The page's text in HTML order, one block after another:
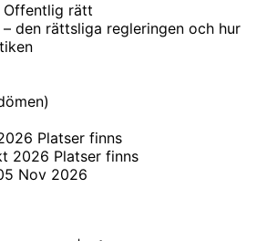
Offentlig rätt
den rättsliga regleringen och hur
Platser finns
2026 Platser finns
Nov 2026